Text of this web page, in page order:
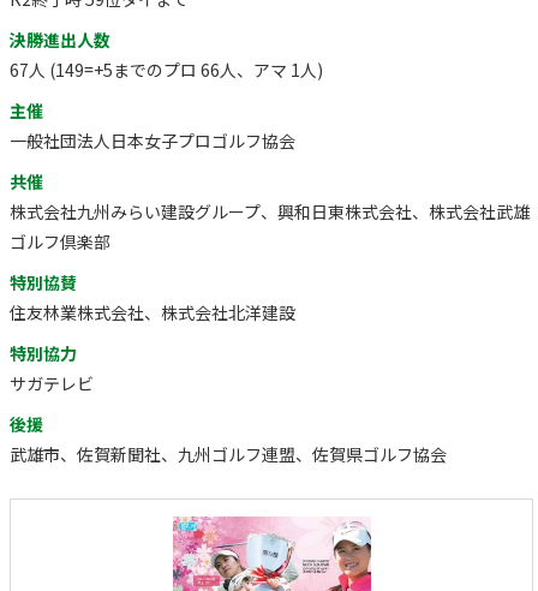
決勝進出人数
67人 (149=+5までのプロ 66人、アマ 1人)
主催
一般社団法人日本女子プロゴルフ協会
共催
株式会社九州みらい建設グループ、興和日東株式会社、株式会社武雄
ゴルフ倶楽部
特別協賛
住友林業株式会社、株式会社北洋建設
特別協力
サガテレビ
後援
武雄市、佐賀新聞社、九州ゴルフ連盟、佐賀県ゴルフ協会